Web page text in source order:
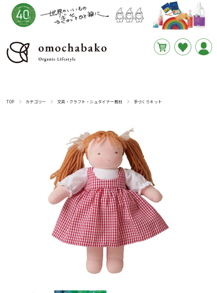
TOP カテゴリー 文具・クラフト・シュタイナー教材 手づくりキット